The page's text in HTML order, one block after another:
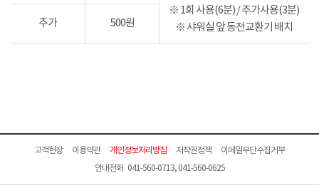
※ 1회 사용(6분) / 추가사용(3분)
※ 샤워실 앞 동전교환기 배치
추가 500원
고객헌장 이용약관 개인정보처리방침 저작권정책
이메일무단수집거부
안내전화 041-560-0713, 041-560-0625